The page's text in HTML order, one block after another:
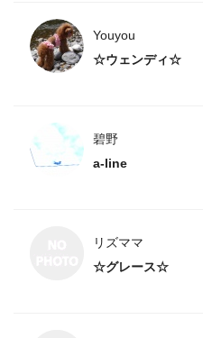
Youyou
☆ウェンディ☆
碧野
a-line
リズママ
☆グレース☆